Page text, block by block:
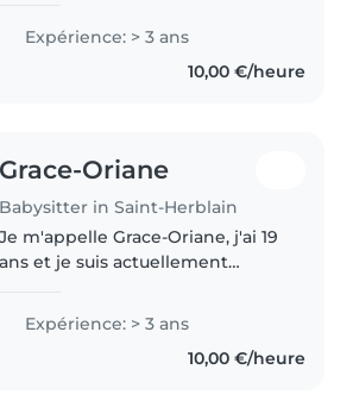
Nantes. J'aime beaucoup
m'occuper des enfants, d'autant
plus que je souhaite devenir
Expérience: > 3 ans
10,00 €/heure
Grace-Oriane
Babysitter in Saint-Herblain
Je m'appelle Grace-Oriane, j'ai 19
ans et je suis actuellement
de double diplôme franco-
allemand en Économie-Gestion.
J'adore le contact avec les
Expérience: > 3 ans
10,00 €/heure